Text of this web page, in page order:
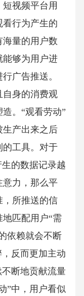
视频平台用
看行为产生的
量的用户数
能够为用户进
广告推送。
自身的消费观
。“观看劳动”
生产出来之后
的工具。对于
的数据记录越
意力，那么平
，所推送的信
匹配用户“需
依赖就会不断
反而更加主动
断地贡献流量
”中，用户看似